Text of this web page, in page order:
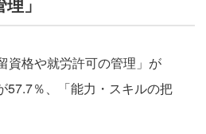
資格や就労許可の管理」が
57.7％、「能力・スキルの把